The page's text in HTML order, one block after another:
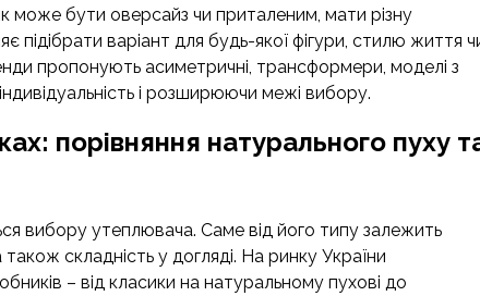
може бути оверсайз чи приталеним, мати різну
варіант для будь-якої фігури, стилю життя
пропонують асиметричні, трансформери, моделі з
і розширюючи межі вибору.
порівняння натурального пуху
вибору утеплювача. Саме від його типу залежить
складність у догляді. На ринку України
– від класики на натуральному пухові до